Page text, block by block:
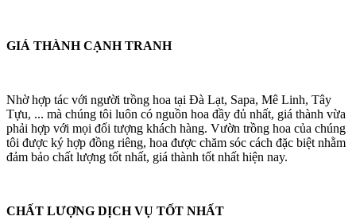
GIÁ THÀNH CẠNH TRANH
Nhờ hợp tác với người trồng hoa tại Đà Lạt, Sapa, Mê Linh, Tây
Tựu, ... mà chúng tôi luôn có nguồn hoa đầy đủ nhất, giá thành vừa
phải hợp với mọi đối tượng khách hàng. Vườn trồng hoa của chúng
tôi được ký hợp đồng riêng, hoa được chăm sóc cách đặc biệt nhằm
đảm bảo chất lượng tốt nhất, giá thành tốt nhất hiện nay.
CHẤT LƯỢNG DỊCH VỤ TỐT NHẤT